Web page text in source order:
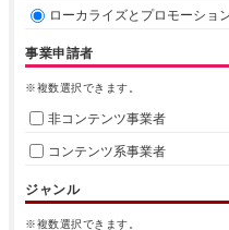
ローカライズとプロモーショ
事業申請者
※複数選択できます。
非コンテンツ事業者
コンテンツ系事業者
ジャンル
※複数選択できます。